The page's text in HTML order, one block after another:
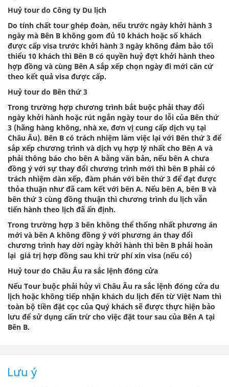
Huỷ tour do Công ty Du lịch
Do tính chất tour ghép đoàn, nếu trước ngày khởi hành 3
ngày mà Bên B không gom đủ 10 khách hoặc số khách
được cấp visa trước khởi hành 3 ngày không đảm bảo tối
thiểu 10 khách thì Bên B có quyền huỷ đợt khởi hành theo
hợp đồng và cùng Bên A sắp xếp chọn ngày đi mới căn cứ
theo kết quả visa được cấp.
Huỷ tour do Bên thứ 3
Trong trường hợp chương trình bắt buộc phải thay đổi
ngày khởi hành hoặc rút ngắn ngày tour do lỗi của Bên thứ
3 (hãng hàng không, nhà xe, đơn vị cung cấp dịch vụ tại
Châu Âu). Bên B có trách nhiệm làm việc lại với Bên thứ 3 để
sắp xếp chương trình và dịch vụ hợp lý nhất cho Bên A và
phải thông báo cho bên A bằng văn bản, nếu bên A chưa
đồng ý với sự thay đổi chương trình mới thì bên B phải có
trách nhiệm dàn xếp, đàm phán với bên thứ 3 để đạt được
thỏa thuận như đã cam kết với bên A. Nếu bên A, bên B và
bên thứ 3 cùng đồng thuận thì chương trình du lịch vẫn
tiến hành theo lịch đã ấn định.
Trong trường hợp 3 bên không thể thống nhất phương án
mới và bên A không đồng ý với phương án thay đổi
chương trình hay dời ngày khởi hành thì bên B phải hoàn
lại giá trị hợp đồng sau khi trừ phí xin visa (nếu có)
Huỷ tour do Châu Âu ra sắc lệnh đóng cửa
Nếu Tour buộc phải hủy vì Châu Âu ra sắc lệnh đóng cửa du
lịch hoặc không tiếp nhận khách du lịch đến từ Việt Nam thì
toàn bộ tiền đặt cọc của Quý khách sẽ được thực hiện bảo
lưu để sử dụng cấn trừ cho việc đặt tour sau của Bên A tại
Bên B.
Lưu ý